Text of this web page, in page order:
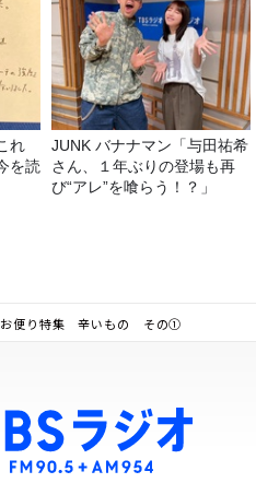
れ
を読
JUNK バナナマン「与田祐希
さん、１年ぶりの登場も再
び“アレ”を喰らう！？」
お便り特集 辛いもの その①